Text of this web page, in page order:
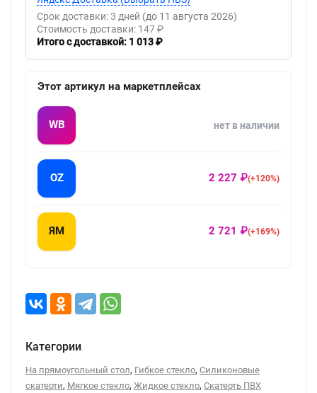
Срок доставки: 3 дней (до 11 августа 2026)
Стоимость доставки: 147 ₽
Итого с доставкой: 1 013 ₽
Этот артикул на маркетплейсах
WB нет в наличии
OZ 2 227 ₽(+120%)
ЯМ 2 721 ₽(+169%)
Категории
На прямоугольный стол, Гибкое стекло, Силиконовые
скатерти, Мягкое стекло, Жидкое стекло, Скатерть ПВХ